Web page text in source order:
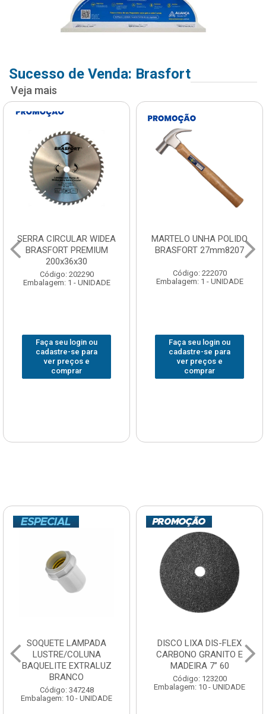
Sucesso de Venda: Brasfort
Veja mais
SERRA CIRCULAR WIDEA
BRASFORT PREMIUM
200x36x30
Código: 202290
Embalagem: 1 - UNIDADE
Faça seu login ou
cadastre-se para
ver preços e
comprar
MARTELO UNHA POLIDO
BRASFORT 27mm8207
Código: 222070
Embalagem: 1 - UNIDADE
Faça seu login ou
cadastre-se para
ver preços e
comprar
SOQUETE LAMPADA
LUSTRE/COLUNA
BAQUELITE EXTRALUZ
BRANCO
Código: 347248
Embalagem: 10 - UNIDADE
DISCO LIXA DIS-FLEX
CARBONO GRANITO E
MADEIRA 7” 60
Código: 123200
Embalagem: 10 - UNIDADE